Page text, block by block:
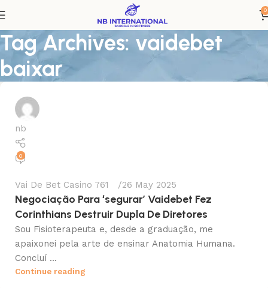
0
Tag Archives: vaidebet
baixar
nb
0
Vai De Bet Casino 761 26 May 2025
Negociação Para ‘segurar’ Vaidebet Fez
Corinthians Destruir Dupla De Diretores
Sou Fisioterapeuta e, desde a graduação, me
apaixonei pela arte de ensinar Anatomia Humana.
Concluí ...
Continue reading